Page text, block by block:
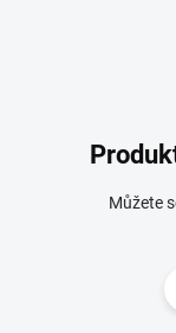
Můžete